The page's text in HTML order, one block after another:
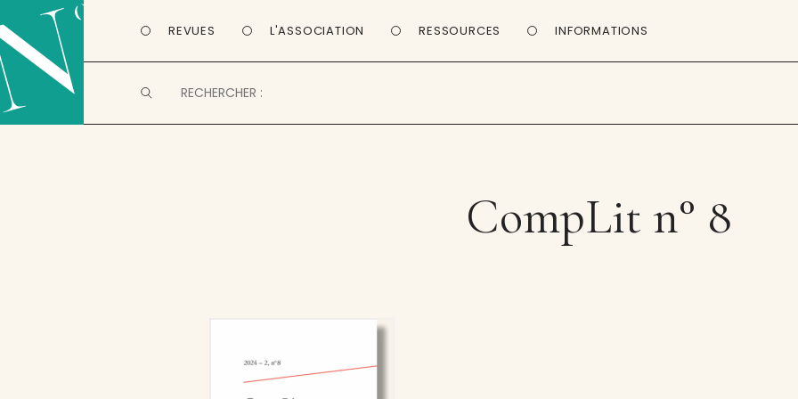
REVUES L'ASSOCIATION RESSOURCES INFORMATIONS
CompLit n° 8